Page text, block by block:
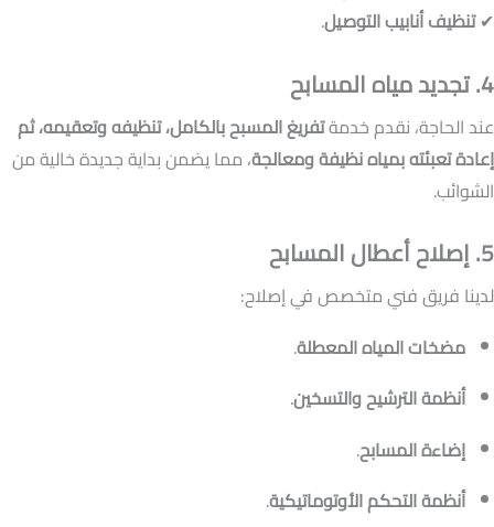
✔تنظيف أنابيب التوصيل.
4. تجديد مياه المسابح
عند الحاجة، نقدم خدمةتفريغ المسبح بالكامل، تنظيفه وتعقيمه، ثم
إعادة تعبئته بمياه نظيفة ومعالجة، مما يضمن بداية جديدة خالية من
الشوائب.
5. إصلاح أعطال المسابح
لدينا فريق فني متخصص في إصلاح:
مضخات المياه المعطلة.
أنظمة الترشيح والتسخين.
إضاءة المسابح.
أنظمة التحكم الأوتوماتيكية.